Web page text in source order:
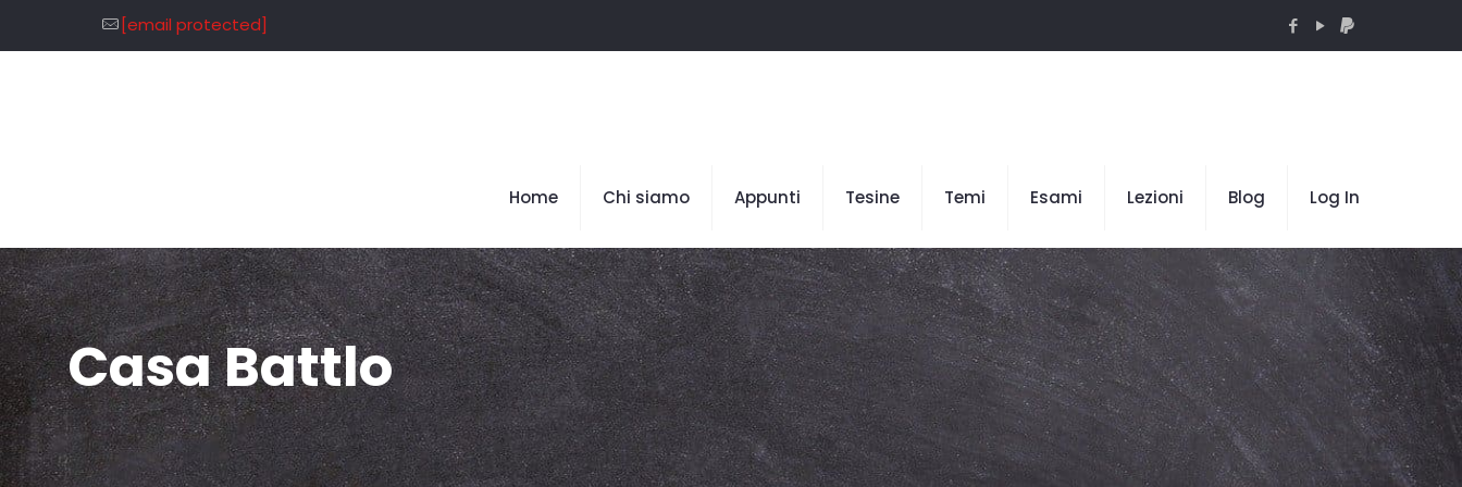
[email protected]
Home Chi siamo Appunti Tesine Temi Esami Lezioni Blog Log In
Casa Battlo